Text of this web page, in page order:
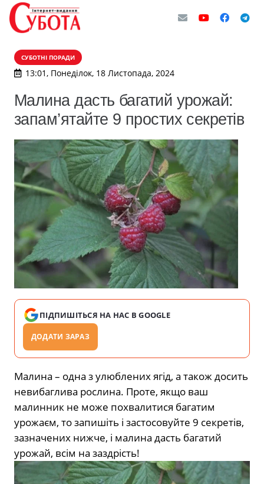
СУБОТНІ ПОРАДИ
13:01, Понеділок, 18 Листопада, 2024
Малина дасть багатий урожай:
запам’ятайте 9 простих секретів
ПІДПИШІТЬСЯ НА НАС В GOOGLE
ДОДАТИ ЗАРАЗ
Малина – одна з улюблених ягід, а також досить
невибаглива рослина. Проте, якщо ваш
малинник не може похвалитися багатим
урожаєм, то запишіть і застосовуйте 9 секретів,
зазначених нижче, і малина дасть багатий
урожай, всім на заздрість!